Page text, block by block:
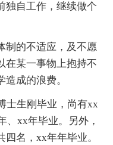
独自工作，继续做个
制的不适应，及不愿
在某一事物上抱持不
成的浪费。
士生刚毕业，尚有xx
、xx年毕业。另外，
名，xx年年毕业。